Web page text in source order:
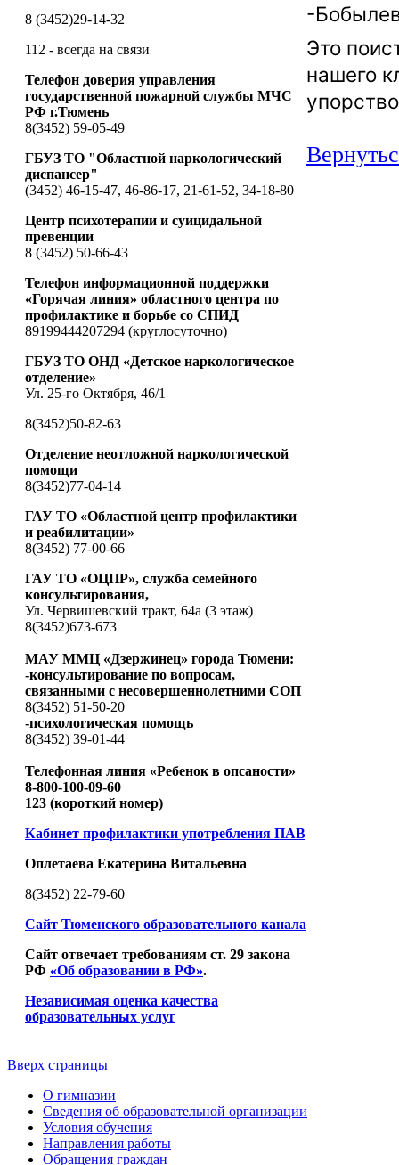
8 (3452)29-14-32
112 - всегда на связи
Телефон доверия управления
государственной пожарной службы МЧС
РФ г.Тюмень
8(3452) 59-05-49
ГБУЗ ТО "Областной наркологический
диспансер"
(3452) 46-15-47, 46-86-17, 21-61-52, 34-18-80
Центр психотерапии и суицидальной
превенции
8 (3452) 50-66-43
Телефон информационной поддержки
«Горячая линия» областного центра по
профилактике и борьбе со СПИД
89199444207294 (круглосуточно)
ГБУЗ ТО ОНД «Детское наркологическое
отделение»
Ул. 25-го Октября, 46/1
8(3452)50-82-63
Отделение неотложной наркологической
помощи
8(3452)77-04-14
ГАУ ТО «Областной центр профилактики
и реабилитации»
8(3452) 77-00-66
ГАУ ТО «ОЦПР», служба семейного
консультирования,
Ул. Червишевский тракт, 64а (3 этаж)
8(3452)673-673
МАУ ММЦ «Дзержинец» города Тюмени:
-консультирование по вопросам,
связанными с несовершеннолетними СОП
8(3452) 51-50-20
-психологическая помощь
8(3452) 39-01-44
Телефонная линия «Ребенок в опсаности»
8-800-100-09-60
123 (короткий номер)
Кабинет профилактики употребления ПАВ
Оплетаева Екатерина Витальевна
8(3452) 22-79-60
Сайт Тюменского образовательного канала
Сайт отвечает требованиям ст. 29 закона
РФ «Об образовании в РФ».
Независимая оценка качества
образовательных услуг
-
Это
нашего
Вверх страницы
О гимназии
Сведения об образовательной организации
Условия обучения
Направления работы
Обращения граждан